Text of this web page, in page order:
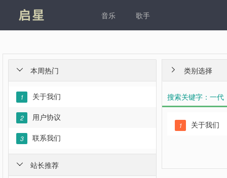
音乐
歌手
本周热门

1 关于我们
2 用户协议
3 联系我们
站长推荐

类别选择

搜索关键字：一代
1 关于我们